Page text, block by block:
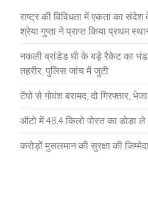
राष्ट्र की विविधता में एकता का संदेश
श्रेया गुप्ता ने प्राप्त किया प्रथम
नकली ब्रांडेड घी के बड़े रैकेट का
तहरीर, पुलिस जांच में जुटी
टेंपो से गोवंश बरामद, दो गिरफ्तार,
ऑटो में 48.4 किलो पोस्त का डोडा ले
करोड़ों मुसलमान की सुरक्षा की